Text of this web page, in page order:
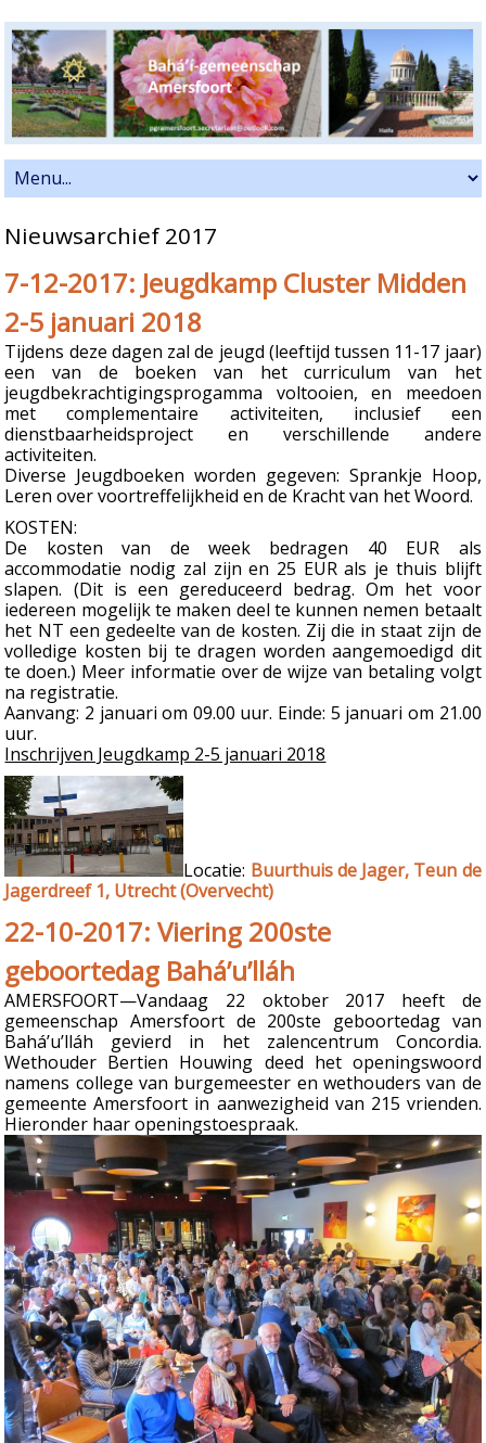
Nieuwsarchief 2017
7-12-2017: Jeugdkamp Cluster Midden
2-5 januari 2018
Tijdens deze dagen zal de jeugd (leeftijd tussen 11-17 jaar)
een van de boeken van het curriculum van het
jeugdbekrachtigingsprogamma voltooien, en meedoen
met complementaire activiteiten, inclusief een
dienstbaarheidsproject en verschillende andere
activiteiten.
Diverse Jeugdboeken worden gegeven: Sprankje Hoop,
Leren over voortreffelijkheid en de Kracht van het Woord.
KOSTEN:
De kosten van de week bedragen 40 EUR als
accommodatie nodig zal zijn en 25 EUR als je thuis blijft
slapen. (Dit is een gereduceerd bedrag. Om het voor
iedereen mogelijk te maken deel te kunnen nemen betaalt
het NT een gedeelte van de kosten. Zij die in staat zijn de
volledige kosten bij te dragen worden aangemoedigd dit
te doen.) Meer informatie over de wijze van betaling volgt
na registratie.
Aanvang: 2 januari om 09.00 uur. Einde: 5 januari om 21.00
uur.
Inschrijven Jeugdkamp 2-5 januari 2018
Locatie: Buurthuis de Jager, Teun de
Jagerdreef 1, Utrecht (Overvecht)
22-10-2017: Viering 200ste
geboortedag Bahá’u’lláh
AMERSFOORT—Vandaag 22 oktober 2017 heeft de
gemeenschap Amersfoort de 200ste geboortedag van
Bahá’u’lláh gevierd in het zalencentrum Concordia.
Wethouder Bertien Houwing deed het openingswoord
namens college van burgemeester en wethouders van de
gemeente Amersfoort in aanwezigheid van 215 vrienden.
Hieronder haar openingstoespraak.